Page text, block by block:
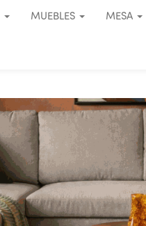
MUEBLES MESA